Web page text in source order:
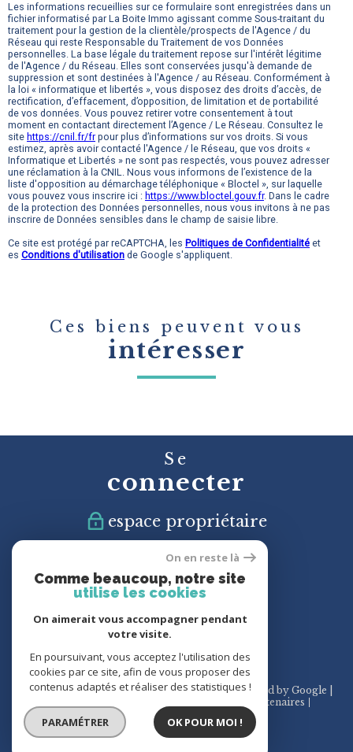
Les informations recueillies sur ce formulaire sont enregistrées dans un
fichier informatisé par La Boite Immo agissant comme Sous-traitant du
traitement pour la gestion de la clientèle/prospects de l'Agence / du
Réseau qui reste Responsable du Traitement de vos Données
personnelles. La base légale du traitement repose sur l'intérêt légitime
de l'Agence / du Réseau. Elles sont conservées jusqu'à demande de
suppression et sont destinées à l'Agence / au Réseau. Conformément à
la loi « informatique et libertés », vous disposez des droits d’accès, de
rectification, d’effacement, d’opposition, de limitation et de portabilité
de vos données. Vous pouvez retirer votre consentement à tout
moment en contactant directement l’Agence / Le Réseau. Consultez le
site https://cnil.fr/fr pour plus d’informations sur vos droits. Si vous
estimez, après avoir contacté l'Agence / le Réseau, que vos droits «
Informatique et Libertés » ne sont pas respectés, vous pouvez adresser
une réclamation à la CNIL. Nous vous informons de l’existence de la
liste d'opposition au démarchage téléphonique « Bloctel », sur laquelle
vous pouvez vous inscrire ici : https://www.bloctel.gouv.fr. Dans le cadre
de la protection des Données personnelles, nous vous invitons à ne pas
inscrire de Données sensibles dans le champ de saisie libre.
Ce site est protégé par reCAPTCHA, les Politiques de Confidentialité et
es Conditions d'utilisation de Google s'appliquent.
Ces biens peuvent vous
intéresser
Se
connecter
espace propriétaire
Nous
suivre
© 2026 | Tous droits réservés | Traduction powered by Google |
Partenaires
Politique RGPD
On en reste là
Comme beaucoup, notre site
utilise les cookies
On aimerait vous accompagner pendant
votre visite.
En poursuivant, vous acceptez l'utilisation des
cookies par ce site, afin de vous proposer des
contenus adaptés et réaliser des statistiques !
PARAMÉTRER OK POUR MOI !